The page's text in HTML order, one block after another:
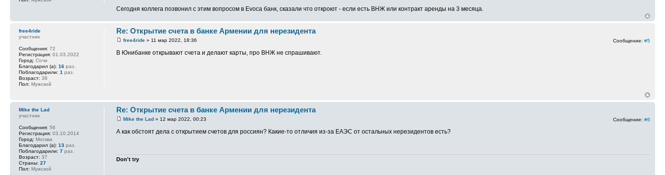
Сегодня коллега позвонил с этим вопросом в Evoca банк, сказали что откроют - если есть ВНЖ или контракт аренды на 3 месяца.
Re: Открытие счета в банке Армении для нерезидента
Сообщение: #5
free4ride » 11 мар 2022, 18:36
В Юнибанке открывают счета и делают карты, про ВНЖ не спрашивают.
free4ride
участник
Сообщения: 72
Регистрация: 01.03.2022
Город: Сочи
Благодарил (а): 16 раз.
Поблагодарили: 1 раз.
Возраст: 38
Пол: Мужской
Re: Открытие счета в банке Армении для нерезидента
Сообщение: #6
Mike the Lad » 12 мар 2022, 00:23
А как обстоят дела с открытием счетов для россиян? Какие-то отличия из-за ЕАЭС от остальных нерезидентов есть?
Don't try
Mike the Lad
участник
Сообщения: 56
Регистрация: 03.10.2014
Город: Москва
Благодарил (а): 13 раз.
Поблагодарили: 7 раз.
Возраст: 37
Страны: 27
Пол: Мужской